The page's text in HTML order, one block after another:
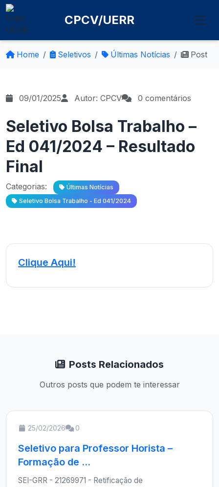
CPCV/UERR
Home Seletivos Últimas Notícias Post
09/01/2025 Autor: CPCV 0 comentários
Seletivo Bolsa Trabalho –
Ed 041/2024 – Resultado
Final
Categorias:
Últimas Notícias
Seletivo Bolsa Trabalho - Ed 041/2024
Clique Aqui!
Posts Relacionados
Outros posts que podem te interessar
25/02/2026 0
Seletivo para Professor Horista –
Formação de ...
SEI-GRR - 21269971 - Retificação de